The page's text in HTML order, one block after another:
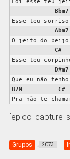
Foi esse teu
Bbm7
Esse teu
Abm7
O jeito do
C#
Esse teu
D#m7
B7M
C#
Pra não te
Grupos 2073